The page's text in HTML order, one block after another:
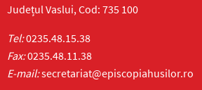
Județul Vaslui, Cod: 735 100
Tel:0235.48.15.38
Fax:0235.48.11.38
E-mail:secretariat@episcopiahusilor.ro